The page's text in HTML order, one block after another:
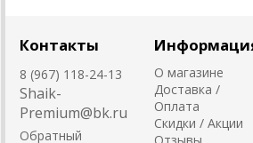
Контакты
8 (967) 118-24-13
Shaik-
Premium@bk.ru
Обратный
О магазине
Доставка /
Оплата
Скидки / Акции
Отзывы